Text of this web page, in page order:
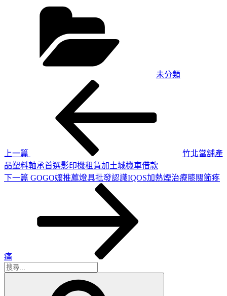
未分類
上一篇
竹北當舖產
品塑料軸承首選影印機租賃加土城機車借款
下
下一篇 GOGO嬤推薦燈具批發認識IQOS加熱煙治療膝關節疼
痛
搜